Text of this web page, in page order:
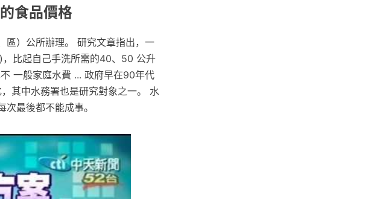
食品價格
區）公所辦理。 研究文章指出，一
比起自己手洗所需的40、50 公升
一般家庭水費 ... 政府早在90年代
其中水務署也是研究對象之一。 水
最後都不能成事。